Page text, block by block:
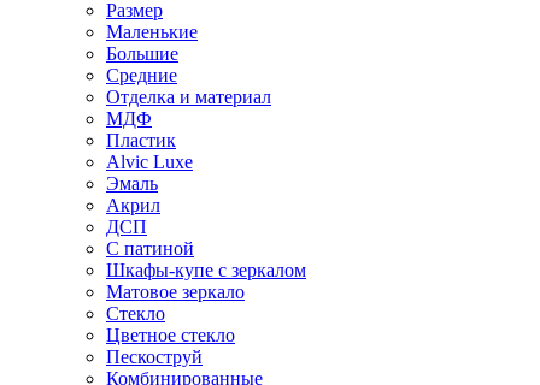
Размер
Маленькие
Большие
Средние
Отделка и материал
МДФ
Пластик
Alvic Luxe
Эмаль
Акрил
ДСП
С патиной
Шкафы-купе с зеркалом
Матовое зеркало
Стекло
Цветное стекло
Пескоструй
Комбинированные